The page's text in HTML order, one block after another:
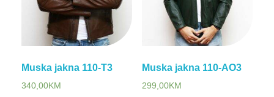
Muska jakna 110-T3
340,00KM
Muska jakna 110-AO3
299,00KM